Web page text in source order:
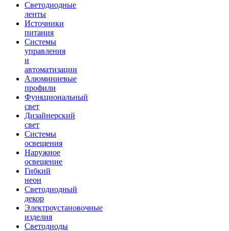
Светодиодные
ленты
Источники
питания
Системы
управления
и
автоматизации
Алюминиевые
профили
Функциональный
свет
Дизайнерский
свет
Системы
освещения
Наружное
освещение
Гибкий
неон
Светодиодный
декор
Электроустановочные
изделия
Светодиоды